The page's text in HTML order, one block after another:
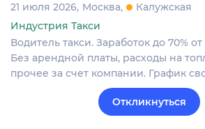
21 июля 2026 Москва
Калужская
Индустрия Такси
Водитель такси. Заработок до 70%
Без арендной платы, расходы на
прочее за счет компании. График
Откликнуться